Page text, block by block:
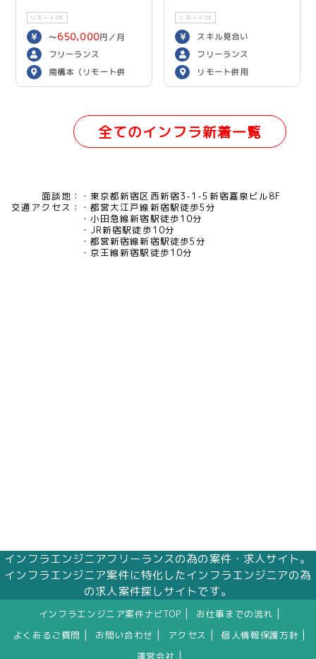
リモートOK
〜650,000円／月
フリーランス
南橋本（リモート併
用）
リモートOK
スキル見合い
フリーランス
リモート併用
全てのインフラ新着一覧
面談地：
東京都新宿区西新宿3-1-5新宿嘉泉ビル8F
交通アクセス：
都営大江戸線新宿駅徒歩5分
小田急線新宿駅徒歩10分
JR新宿駅徒歩10分
都営新宿線新宿駅徒歩5分
京王線新宿駅徒歩10分
インフラエンジニアフリーランスの為の案件・求人サイト。
インフラエンジニア案件に特化したインフラエンジニアの為
の求人案件探しサイトです。
インフラエンジニア案件ナビTOP お仕事までの流れ
よくあるご質問 お問い合わせ アクセス 個人情報保護方針
運営会社